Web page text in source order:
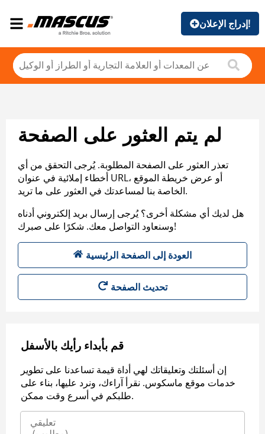
إدراج الإعلان!
لم يتم العثور على الصفحة
تعذر العثور على الصفحة المطلوبة. يُرجى التحقق من أي
أخطاء إملائية في عنوان URL، أو عرض خريطة الموقع
الخاصة بنا لمساعدتك في العثور على ما تريد.
هل لديك أي مشكلة أخرى؟ يُرجى إرسال بريد إلكتروني أدناه
وسنعاود التواصل معك. شكرًا على صبرك!
العودة إلى الصفحة الرئيسية
تحديث الصفحة
قم بأبداء رأيك بالأسفل
إن أسئلتك وتعليقاتك لهي أداة قيمة تساعدنا على تطوير
خدمات موقع ماسكوس. نقرأ آراءك، ونرد عليها، بناء على
طلبكم في أسرع وقت ممكن.